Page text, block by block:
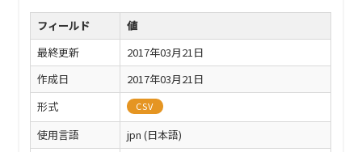
フィールド
値
最終更新
2017年03月21日
作成日
2017年03月21日
形式
CSV
使用言語
jpn (日本語)